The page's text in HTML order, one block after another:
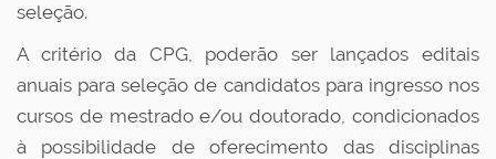
seleção.
A critério da CPG, poderão ser lançados editais
anuais para seleção de candidatos para ingresso nos
cursos de mestrado e/ou doutorado, condicionados
à possibilidade de oferecimento das disciplinas